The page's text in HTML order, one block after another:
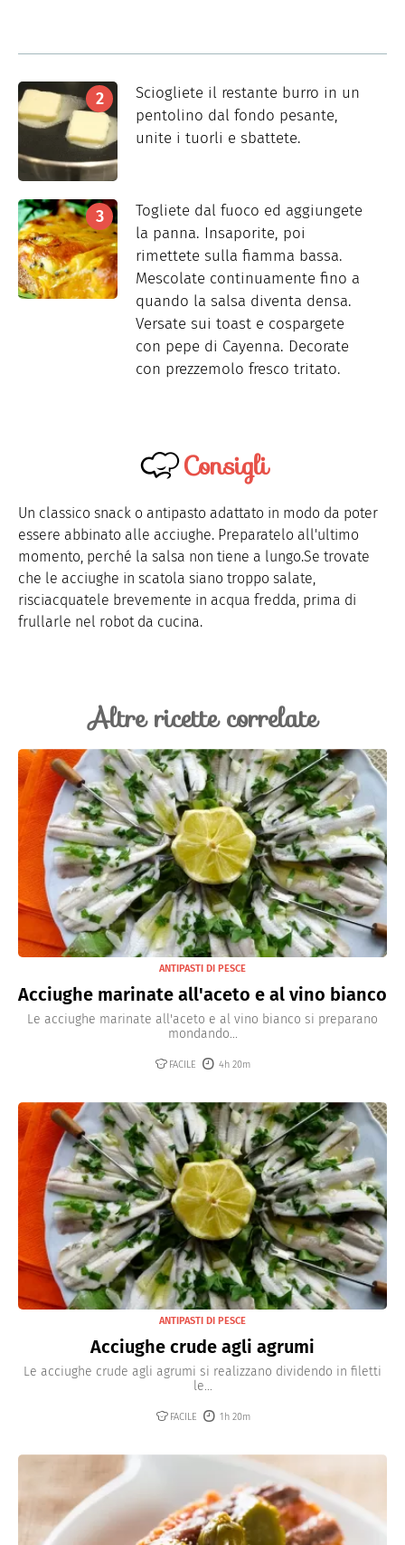
Sciogliete il restante burro in un
pentolino dal fondo pesante,
unite i tuorli e sbattete.
Togliete dal fuoco ed aggiungete
la panna. Insaporite, poi
rimettete sulla fiamma bassa.
Mescolate continuamente fino a
quando la salsa diventa densa.
Versate sui toast e cospargete
con pepe di Cayenna. Decorate
con prezzemolo fresco tritato.
Consigli
Un classico snack o antipasto adattato in modo da poter
essere abbinato alle acciughe. Preparatelo all'ultimo
momento, perché la salsa non tiene a lungo.Se trovate
che le acciughe in scatola siano troppo salate,
risciacquatele brevemente in acqua fredda, prima di
frullarle nel robot da cucina.
Altre ricette correlate
ANTIPASTI DI PESCE
Acciughe marinate all'aceto e al vino bianco
Le acciughe marinate all'aceto e al vino bianco si preparano
mondando...
FACILE 4h 20m
ANTIPASTI DI PESCE
Acciughe crude agli agrumi
Le acciughe crude agli agrumi si realizzano dividendo in filetti
le...
FACILE 1h 20m